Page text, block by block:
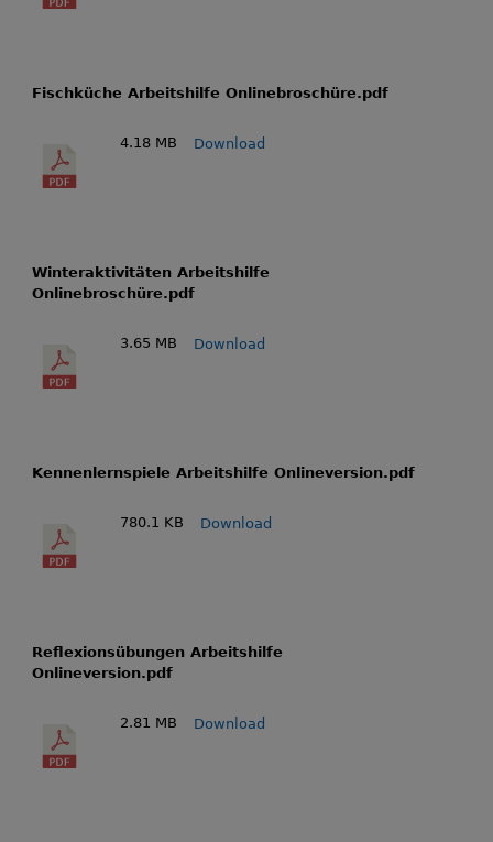
Fischküche Arbeitshilfe Onlinebroschüre.pdf
4.18 MB Download
Winteraktivitäten Arbeitshilfe
Onlinebroschüre.pdf
3.65 MB Download
Kennenlernspiele Arbeitshilfe Onlineversion.pdf
780.1 KB Download
Reflexionsübungen Arbeitshilfe
Onlineversion.pdf
2.81 MB Download